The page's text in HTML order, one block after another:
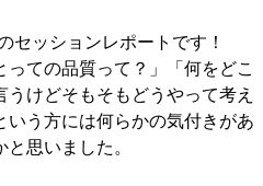
セッションレポートです！
っての品質って？」「何をどこ
けどそもそもどうやって考え
う方には何らかの気付きがあ
思いました。